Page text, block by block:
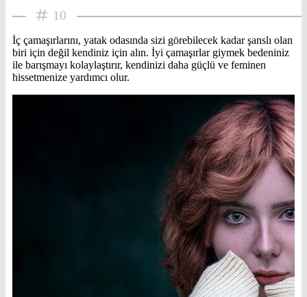
10
İç çamaşırlarını, yatak odasında sizi görebilecek kadar şanslı olan
biri için değil kendiniz için alın. İyi çamaşırlar giymek bedeniniz
ile barışmayı kolaylaştırır, kendinizi daha güçlü ve feminen
hissetmenize yardımcı olur.